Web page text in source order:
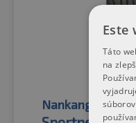
Nankang
Este
Táto
na